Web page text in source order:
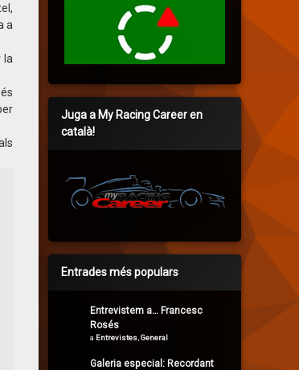
a
la
Juga a My Racing Career en
català!
Entrades més populars
Entrevistem a… Francesc
Rosés
a Entrevistes General
Galeria especial: Recordant